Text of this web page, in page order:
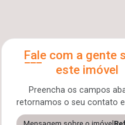
Fale com a gente
este imóvel
Preencha os campos
retornamos o seu contato